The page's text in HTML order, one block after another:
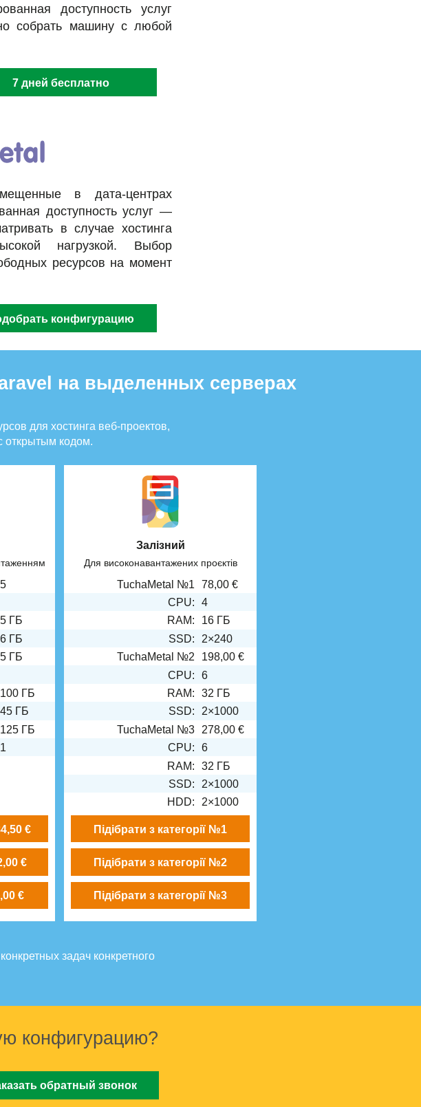
доступность услуг
собрать машину с любой
7 дней бесплатно
в дата-центрах
доступность услуг —
в случае хостинга
нагрузкой. Выбор
ресурсов на момент
конфигурацию
на выделенных серверах
для хостинга веб-проектов,
открытым кодом.
5
5 ГБ
6 ГБ
5 ГБ
100 ГБ
45 ГБ
125 ГБ
1
€
€
€
Залізний
Для високонавантажених проєктів
TuchaMetal №1
78,00 €
CPU:
4
RAM:
16 ГБ
SSD:
2×240
TuchaMetal №2
198,00 €
CPU:
6
RAM:
32 ГБ
SSD:
2×1000
TuchaMetal №3
278,00 €
CPU:
6
RAM:
32 ГБ
SSD:
2×1000
HDD:
2×1000
Підібрати з категорії №1
Підібрати з категорії №2
Підібрати з категорії №3
задач конкретного
конфигурацию?
обратный звонок